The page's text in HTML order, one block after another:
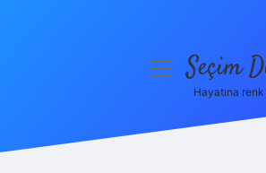
menüyüSeçim
Hayatına